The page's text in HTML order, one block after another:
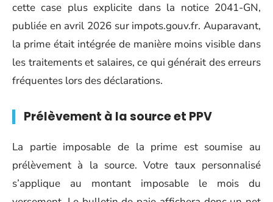
cette case plus explicite dans la notice 2041-GN,
publiée en avril 2026 sur impots.gouv.fr. Auparavant,
la prime était intégrée de manière moins visible dans
les traitements et salaires, ce qui générait des erreurs
fréquentes lors des déclarations.
Prélèvement à la source et PPV
La partie imposable de la prime est soumise au
prélèvement à la source. Votre taux personnalisé
s’applique au montant imposable le mois du